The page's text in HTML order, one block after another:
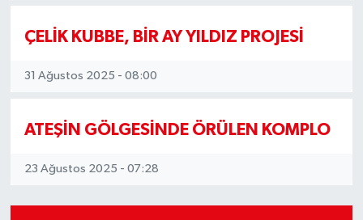
ÇELİK KUBBE, BİR AY YILDIZ PROJESİ
31 Ağustos 2025 - 08:00
ATEŞİN GÖLGESİNDE ÖRÜLEN KOMPLO
23 Ağustos 2025 - 07:28